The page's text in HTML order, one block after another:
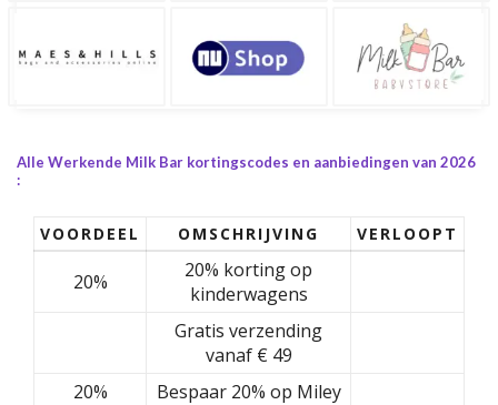
Alle Werkende Milk Bar kortingscodes en aanbiedingen van 2026
:
VOORDEEL OMSCHRIJVING VERLOOPT
20%
20% korting op
kinderwagens
Gratis verzending
vanaf € 49
20%
Bespaar 20% op Miley